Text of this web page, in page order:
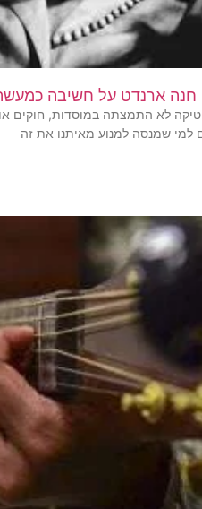
חנה ארנדט על חשיבה
לא התמצתה במוסדות, חוקים
למי שמנסה למנוע מאיתנו את זה